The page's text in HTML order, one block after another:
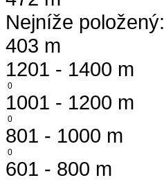
Nejníže položený:
403 m
1201 - 1400 m
0
1001 - 1200 m
0
801 - 1000 m
0
601 - 800 m